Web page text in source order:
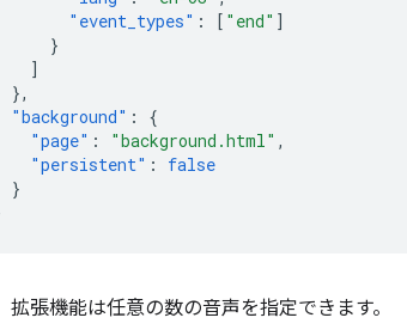
"event_types" : [ "end" ]
}
]
},
"background" :
{
"page" : "background.html" ,
"persistent" :
false
}
拡張機能は任意の数の音声を指定できます。